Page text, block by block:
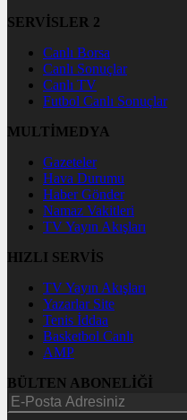
SERVİSLER 2
Canlı Borsa
Canlı Sonuçlar
Canlı TV
Futbol Canlı Sonuçlar
MULTİMEDYA
Gazeteler
Hava Durumu
Haber Gönder
Namaz Vakitleri
TV Yayın Akışları
HIZLI SERVİS
TV Yayın Akışları
Yazarlar Site
Tenis İddaa
Basketbol Canlı
AMP
BÜLTEN ABONELİĞİ